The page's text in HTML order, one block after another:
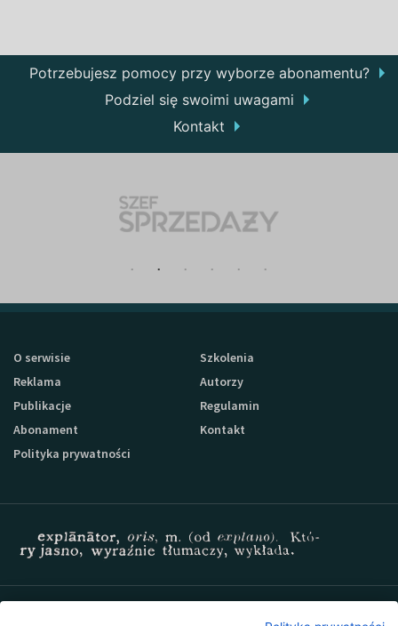
Potrzebujesz pomocy przy wyborze abonamentu?
Podziel się swoimi uwagami
Kontakt
O serwisie
Szkolenia
Reklama
Autorzy
Publikacje
Regulamin
Abonament
Kontakt
Polityka prywatności